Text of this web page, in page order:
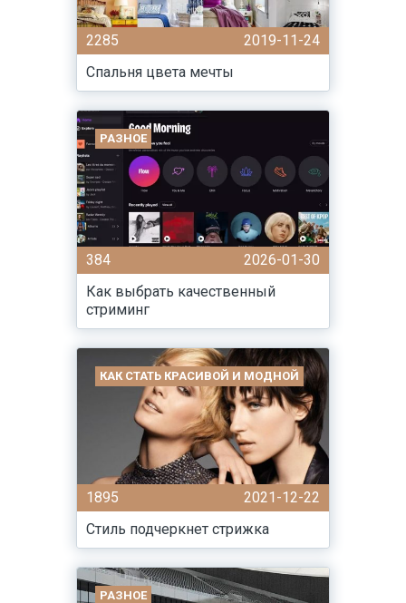
2285
2019-11-24
Спальня цвета мечты
РАЗНОЕ
384
2026-01-30
Как выбрать качественный
стриминг
КАК СТАТЬ КРАСИВОЙ И МОДНОЙ
1895
2021-12-22
Стиль подчеркнет стрижка
РАЗНОЕ